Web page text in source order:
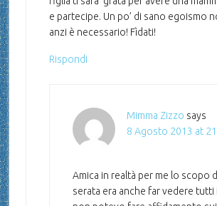
e partecipe. Un po’ di sano egoismo
anzi è necessario! Fìdati!
Rispondi
Mimma Zizzo says
8 Agosto 2013 at
Amica in realtà per me lo scopo
serata era anche far vedere tutti